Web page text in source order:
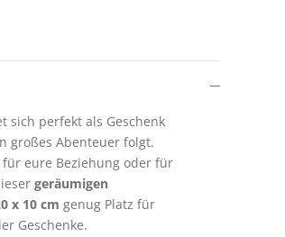
sich perfekt als Geschenk
großes Abenteuer folgt.
eure Beziehung oder für
geräumigen
x 10 cm genug Platz für
Geschenke.